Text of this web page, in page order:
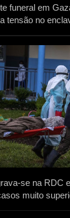
funeral em
tensão no
se na RDC
muito